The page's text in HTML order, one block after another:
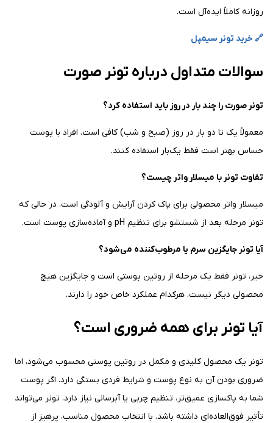
روزانه کاملاً ایده‌آل است.
🔗 خرید تونر سیمپل
سوالات متداول درباره تونر صورت
تونر صورت را چند بار در روز باید استفاده کرد؟
معمولاً یک تا دو بار در روز (صبح و شب) کافی است. افراد با پوست
حساس بهتر است فقط یک‌بار استفاده کنند.
تفاوت تونر با میسلار واتر چیست؟
میسلار واتر محصولی برای پاک کردن آرایش و آلودگی است، در حالی که
تونر مرحله بعد از شستشو برای تنظیم pH و آماده‌سازی پوست است.
آیا تونر جایگزین سرم یا مرطوب‌کننده می‌شود؟
خیر، تونر فقط یک مرحله از روتین پوستی است و جایگزین هیچ
محصولی دیگر نیست. هرکدام عملکرد خاص خود را دارند.
آیا تونر برای همه ضروری است؟
تونر یک محصول کلیدی و مکمل در روتین پوستی محسوب می‌شود، اما
ضروری بودن آن به نوع پوست و شرایط فردی بستگی دارد. اگر پوست
شما به پاکسازی عمیق‌تر، تنظیم چربی یا آبرسانی نیاز دارد، تونر می‌تواند
تأثیر فوق‌العاده‌ای داشته باشد. با انتخاب محصول مناسب، پرهیز از